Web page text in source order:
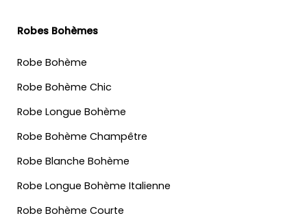
Robes Bohèmes
Robe Bohème
Robe Bohème Chic
Robe Longue Bohème
Robe Bohème Champêtre
Robe Blanche Bohème
Robe Longue Bohème Italienne
Robe Bohème Courte